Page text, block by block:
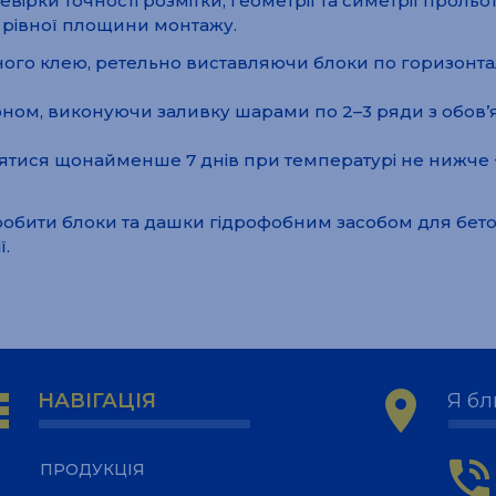
площини монтажу.
клею, ретельно виставляючи блоки по
виконуючи заливку шарами по 2–3 ряди з
щонайменше 7 днів при температурі не нижче
блоки та дашки гідрофобним засобом для
НАВІГАЦІЯ
ПРОДУКЦІЯ
location_on Я
phone_in_talk